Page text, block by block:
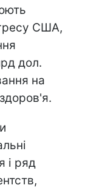
США,
дол.
на
і ряд